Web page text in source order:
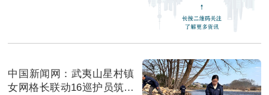
中国新闻网：武夷山星村镇
女网格长联动16巡护员筑牢